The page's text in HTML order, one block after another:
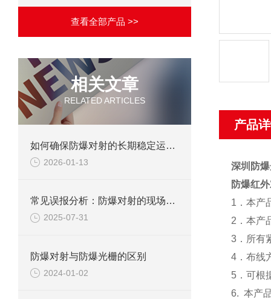
查看全部产品 >>
相关文章
RELATED ARTICLES
如何确保防爆对射的长期稳定运行？
2026-01-13
常见误报分析：防爆对射的现场调试避坑指南
2025-07-31
防爆对射与防爆光栅的区别
2024-01-02
产品
深圳防
防爆红
1 ．本产
2 ．本产
3．所有
4．布线
5．可根
6. 本产